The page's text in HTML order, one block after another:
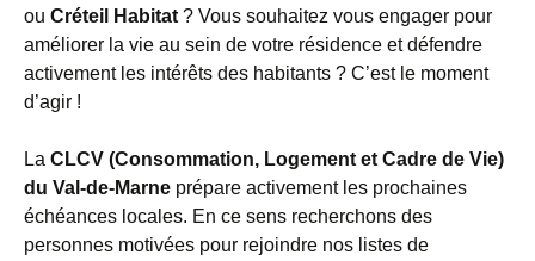
ou Créteil Habitat ? Vous souhaitez vous engager pour
améliorer la vie au sein de votre résidence et défendre
activement les intérêts des habitants ? C’est le moment
d’agir !
La CLCV (Consommation, Logement et Cadre de Vie)
du Val-de-Marne prépare activement les prochaines
échéances locales. En ce sens recherchons des
personnes motivées pour rejoindre nos listes de